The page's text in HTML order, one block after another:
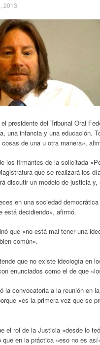
2013
presidente del Tribunal Oral
una infancia y una educación.
de una u otra manera»,
los firmantes de la solicitada
que se realizará los
discutir un modelo de justicia
en una sociedad
está decidiendo», afirmó.
que «no está mal tener una
común».
que no existe ideología en
enunciados como el de que
la convocatoria a la reunión en
«es la primera vez que se
el rol de la Justicia «desde lo
que en la práctica «eso no es